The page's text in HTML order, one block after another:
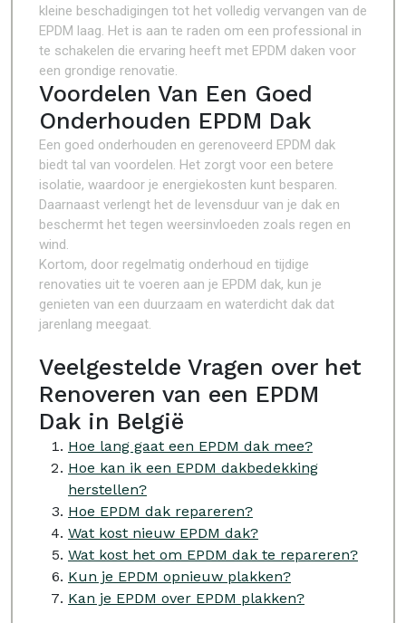
kleine beschadigingen tot het volledig vervangen van de
EPDM laag. Het is aan te raden om een professional in
te schakelen die ervaring heeft met EPDM daken voor
een grondige renovatie.
Voordelen Van Een Goed
Onderhouden EPDM Dak
Een goed onderhouden en gerenoveerd EPDM dak
biedt tal van voordelen. Het zorgt voor een betere
isolatie, waardoor je energiekosten kunt besparen.
Daarnaast verlengt het de levensduur van je dak en
beschermt het tegen weersinvloeden zoals regen en
wind.
Kortom, door regelmatig onderhoud en tijdige
renovaties uit te voeren aan je EPDM dak, kun je
genieten van een duurzaam en waterdicht dak dat
jarenlang meegaat.
Veelgestelde Vragen over het
Renoveren van een EPDM
Dak in België
Hoe lang gaat een EPDM dak mee?
Hoe kan ik een EPDM dakbedekking
herstellen?
Hoe EPDM dak repareren?
Wat kost nieuw EPDM dak?
Wat kost het om EPDM dak te repareren?
Kun je EPDM opnieuw plakken?
Kan je EPDM over EPDM plakken?